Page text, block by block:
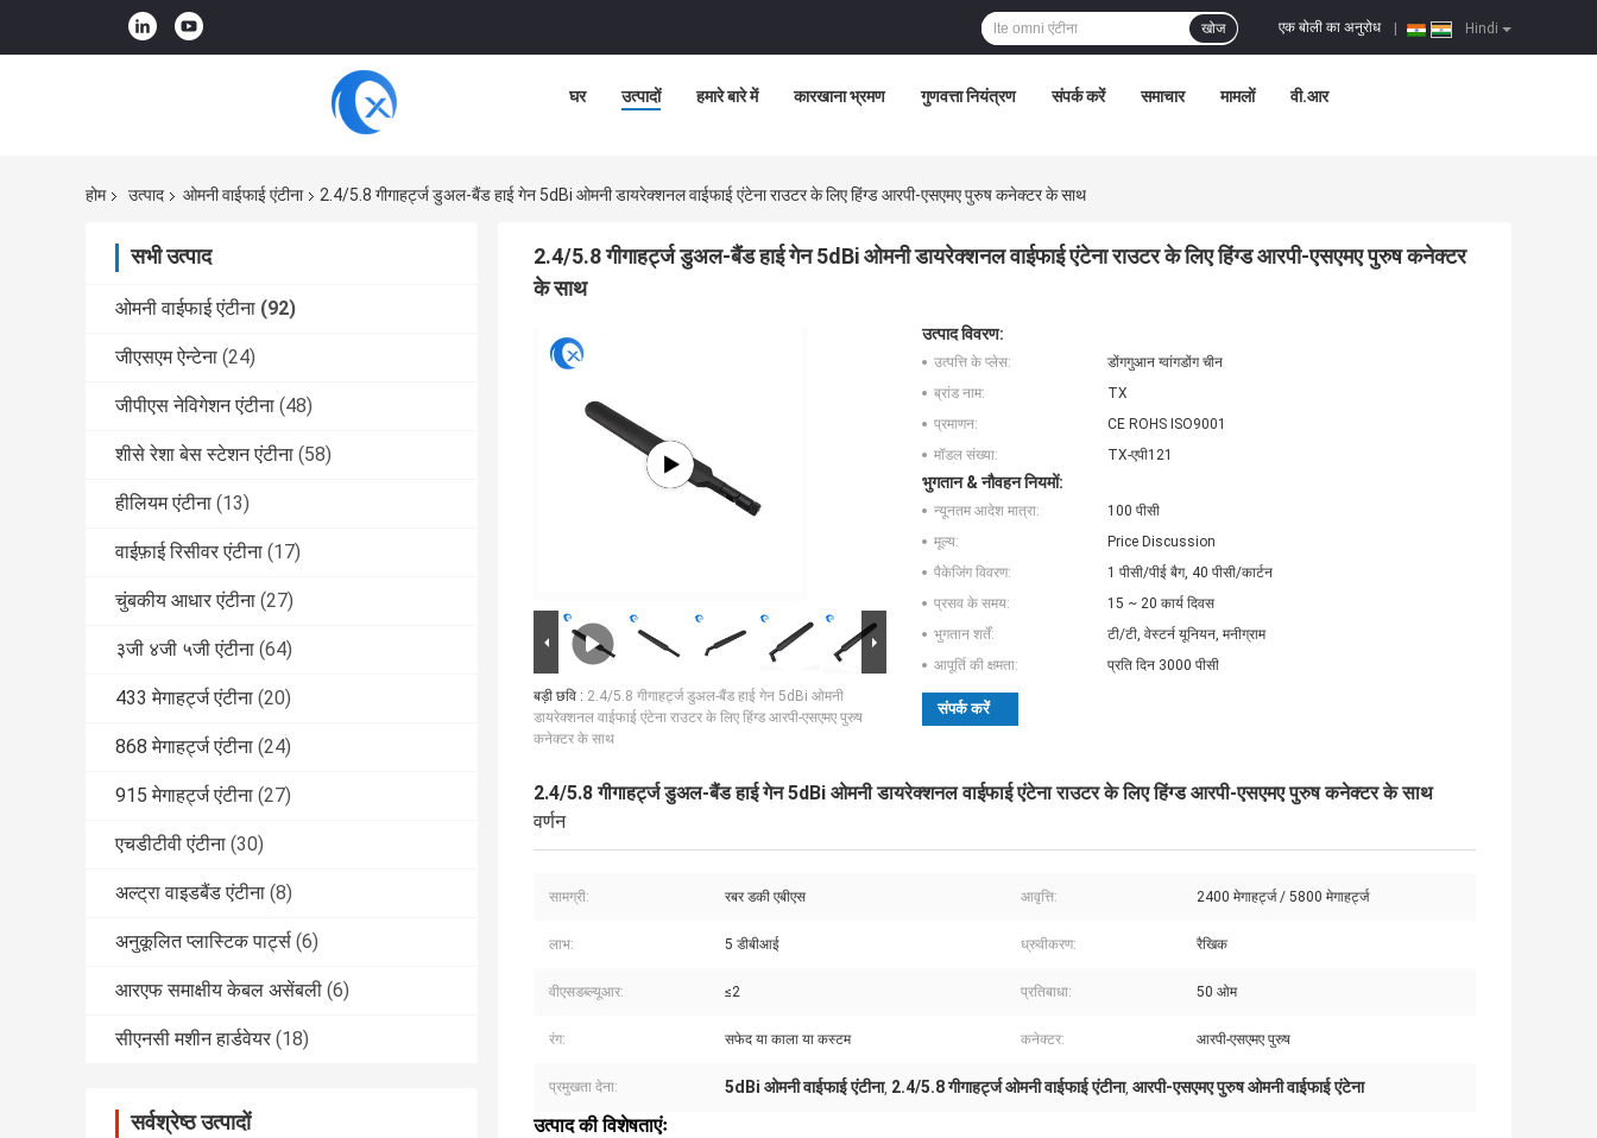
Hindi
एक बोली का अनुरोध
खोज
घर उत्पादों हमारे बारे में कारखाना भ्रमण गुणवत्ता नियंत्रण संपर्क करें समाचार मामलों वी.आर
होम उत्पाद ओमनी वाईफाई एंटीना 2.4/5.8 गीगाहर्ट्ज डुअल-बैंड हाई गेन 5dBi ओमनी डायरेक्शनल वाईफाई एंटेना राउटर के लिए हिंग्ड आरपी-एसएमए पुरुष कनेक्टर के साथ
सभी उत्पाद
ओमनी वाईफाई एंटीना (92)
जीएसएम ऐन्टेना (24)
जीपीएस नेविगेशन एंटीना (48)
शीसे रेशा बेस स्टेशन एंटीना (58)
हीलियम एंटीना (13)
वाईफ़ाई रिसीवर एंटीना (17)
चुंबकीय आधार एंटीना (27)
३जी ४जी ५जी एंटीना (64)
433 मेगाहर्ट्ज एंटीना (20)
868 मेगाहर्ट्ज एंटीना (24)
915 मेगाहर्ट्ज एंटीना (27)
एचडीटीवी एंटीना (30)
अल्ट्रा वाइडबैंड एंटीना (8)
अनुकूलित प्लास्टिक पार्ट्स (6)
आरएफ समाक्षीय केबल असेंबली (6)
सीएनसी मशीन हार्डवेयर (18)
सर्वश्रेष्ठ उत्पादों
2.4/5.8 गीगाहर्ट्ज डुअल-बैंड हाई गेन 5dBi ओमनी डायरेक्शनल वाईफाई एंटेना राउटर के लिए हिंग्ड आरपी-एसएमए पुरुष कनेक्टर
के साथ
बड़ी छवि : 2.4/5.8 गीगाहर्ट्ज डुअल-बैंड हाई गेन 5dBi ओमनी
डायरेक्शनल वाईफाई एंटेना राउटर के लिए हिंग्ड आरपी-एसएमए पुरुष
कनेक्टर के साथ
उत्पाद विवरण:
उत्पत्ति के प्लेस:
डोंगगुआन ग्वांगडोंग चीन
ब्रांड नाम:
TX
प्रमाणन:
CE ROHS ISO9001
मॉडल संख्या:
TX-एपी121
भुगतान & नौवहन नियमों:
न्यूनतम आदेश मात्रा:
100 पीसी
मूल्य:
Price Discussion
पैकेजिंग विवरण:
1 पीसी/पीई बैग, 40 पीसी/कार्टन
प्रसव के समय:
15 ~ 20 कार्य दिवस
भुगतान शर्तें:
टी/टी, वेस्टर्न यूनियन, मनीग्राम
आपूर्ति की क्षमता:
प्रति दिन 3000 पीसी
संपर्क करें
2.4/5.8 गीगाहर्ट्ज डुअल-बैंड हाई गेन 5dBi ओमनी डायरेक्शनल वाईफाई एंटेना राउटर के लिए हिंग्ड आरपी-एसएमए पुरुष कनेक्टर के साथ
वर्णन
सामग्री: रबर डकी एबीएस आवृत्ति: 2400 मेगाहर्ट्ज / 5800 मेगाहर्ट्ज
लाभ: 5 डीबीआई ध्रुवीकरण: रैखिक
वीएसडब्ल्यूआर: ≤2 प्रतिबाधा: 50 ओम
रंग: सफेद या काला या कस्टम कनेक्टर: आरपी-एसएमए पुरुष
प्रमुखता देना: 5dBi ओमनी वाईफाई एंटीना, 2.4/5.8 गीगाहर्ट्ज ओमनी वाईफाई एंटीना, आरपी-एसएमए पुरुष ओमनी वाईफाई एंटेना
उत्पाद की विशेषताएंः